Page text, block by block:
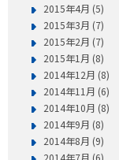
2015年4月 (5)
2015年3月 (7)
2015年2月 (7)
2015年1月 (8)
2014年12月 (8)
2014年11月 (6)
2014年10月 (8)
2014年9月 (8)
2014年8月 (9)
2014年7月 (6)